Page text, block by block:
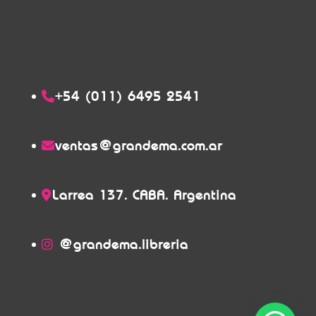
+54 (011) 6495 2541
ventas@grandema.com.ar
Larrea 137. CABA. Argentina
@grandema.libreria